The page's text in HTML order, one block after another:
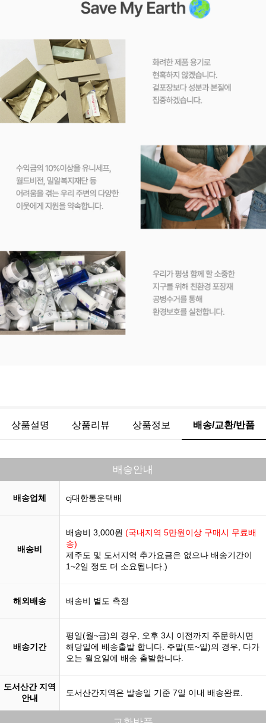
상품설명 상품리뷰 상품정보 배송/교환/반품
배송안내
배송업체 cj대한통운택배
배송비
배송비 3,000원 (국내지역 5만원이상 구매시 무료배
송)
제주도 및 도서지역 추가요금은 없으나 배송기간이
1~2일 정도 더 소요됩니다.)
해외배송 배송비 별도 측정
배송기간
평일(월~금)의 경우, 오후 3시 이전까지 주문하시면
해당일에 배송출발 합니다. 주말(토~일)의 경우, 다가
오는 월요일에 배송 출발합니다.
도서산간 지역
안내
도서산간지역은 발송일 기준 7일 이내 배송완료.